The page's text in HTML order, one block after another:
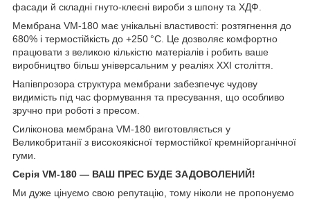
фасади й складні гнуто-клеєні вироби з шпону та ХДФ.
Мембрана VM-180 має унікальні властивості: розтягнення до
680% і термостійкість до +250 °C. Це дозволяє комфортно
працювати з великою кількістю матеріалів і робить ваше
виробництво більш універсальним у реаліях XXI століття.
Напівпрозора структура мембрани забезпечує чудову
видимість під час формування та пресування, що особливо
зручно при роботі з пресом.
Силіконова мембрана VM-180 виготовляється у
Великобританії з високоякісної термостійкої кремнійорганічної
гуми.
Серія VM-180 — ВАШ ПРЕС БУДЕ ЗАДОВОЛЕНИЙ!
Ми дуже цінуємо свою репутацію, тому ніколи не пропонуємо